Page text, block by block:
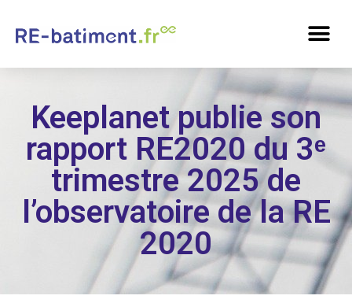
Keeplanet publie son
rapport RE2020 du 3ᵉ
trimestre 2025 de
l’observatoire de la RE
2020